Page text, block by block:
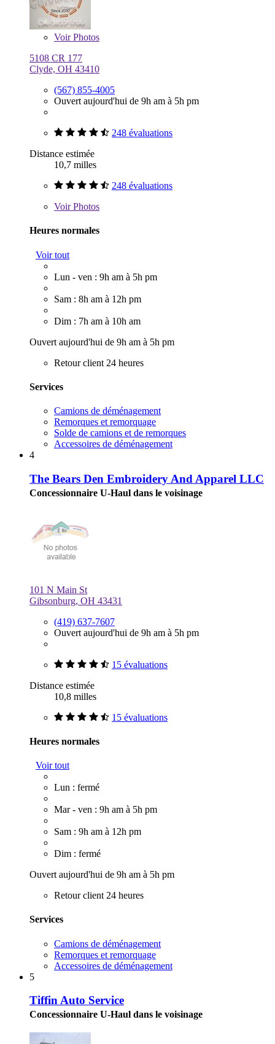
VoirPhotos
5108 CR 177
Clyde, OH 43410
(567) 855-4005
Ouvert aujourd'hui de 9h am à 5h pm
248 évaluations
Distance estimée
10,7 milles
248 évaluations
VoirPhotos
Heures normales
Voir tout
Lun - ven : 9h am à 5h pm
Sam : 8h am à 12h pm
Dim : 7h am à 10h am
Ouvert aujourd'hui de 9h am à 5h pm
Retour client 24 heures
Services
Camions de déménagement
Remorques et remorquage
Solde de camions et de remorques
Accessoires de déménagement
4
The Bears Den Embroidery And Apparel LLC
Concessionnaire U-Haul dans le voisinage
101 N Main St
Gibsonburg, OH 43431
(419) 637-7607
Ouvert aujourd'hui de 9h am à 5h pm
15 évaluations
Distance estimée
10,8 milles
15 évaluations
Heures normales
Voir tout
Lun : fermé
Mar - ven : 9h am à 5h pm
Sam : 9h am à 12h pm
Dim : fermé
Ouvert aujourd'hui de 9h am à 5h pm
Retour client 24 heures
Services
Camions de déménagement
Remorques et remorquage
Accessoires de déménagement
5
Tiffin Auto Service
Concessionnaire U-Haul dans le voisinage